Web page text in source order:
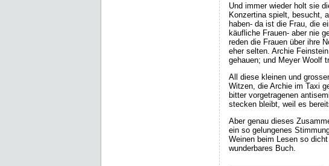
Und immer wieder holt sie
Konzertina spielt, besucht,
haben- da ist die Frau, die
käufliche Frauen- aber nie
reden die Frauen über ihre
eher selten. Archie
gehauen; und Meyer Woolf
All diese kleinen und
Witzen, die Archie im Taxi
bitter vorgetragenen
stecken bleibt, weil es
Aber genau dieses
ein so gelungenes
Weinen beim Lesen so
wunderbares Buch.